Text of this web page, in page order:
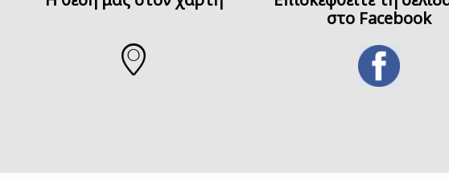
στο Facebook